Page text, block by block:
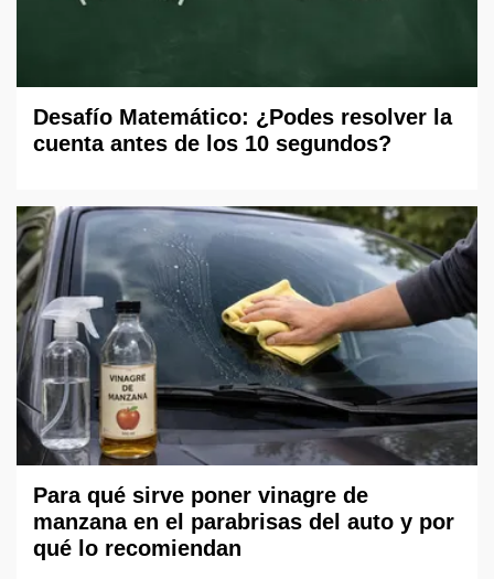
Desafío Matemático: ¿Podes resolver la
cuenta antes de los 10 segundos?
Para qué sirve poner vinagre de
manzana en el parabrisas del auto y por
qué lo recomiendan